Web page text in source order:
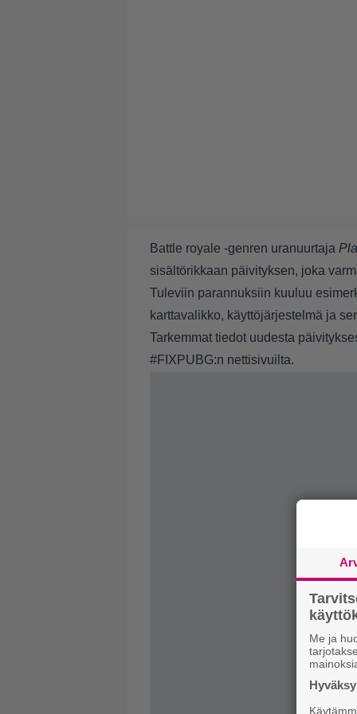
Battle royale -genren uranuurtaja
sisältörikkaan päivityksen, joka
Tuleviin parannuksiin kuuluu
karttavalikko, käyttöjärjestelmä ja
Tarkemmat tiedot uudesta
#FIXPUBG:n nettisivuilta.
Me ja